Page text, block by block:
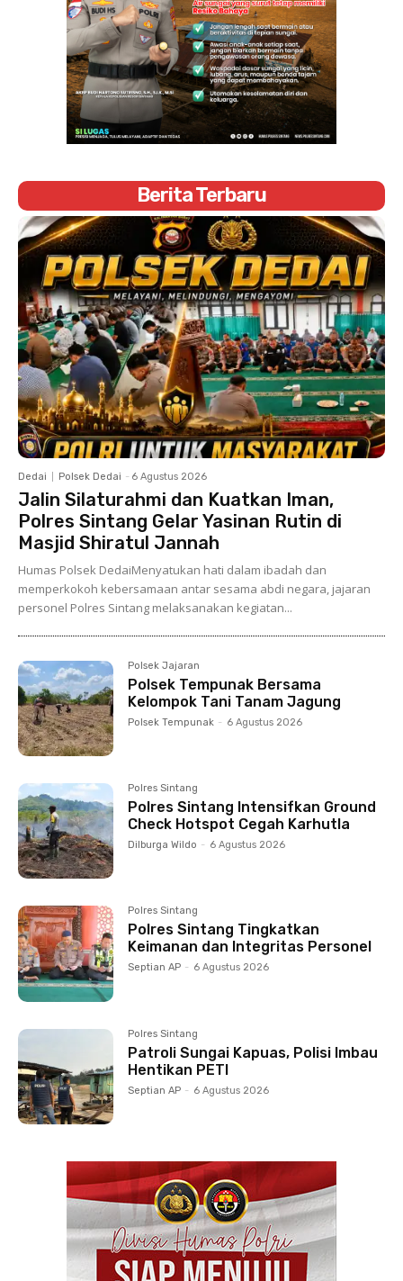
Berita Terbaru
Dedai Polsek Dedai - 6 Agustus 2026
Jalin Silaturahmi dan Kuatkan Iman,
Polres Sintang Gelar Yasinan Rutin di
Masjid Shiratul Jannah
Humas Polsek DedaiMenyatukan hati dalam ibadah dan
memperkokoh kebersamaan antar sesama abdi negara, jajaran
personel Polres Sintang melaksanakan kegiatan...
Polsek Jajaran
Polsek Tempunak Bersama
Kelompok Tani Tanam Jagung
Polsek Tempunak - 6 Agustus 2026
Polres Sintang
Polres Sintang Intensifkan Ground
Check Hotspot Cegah Karhutla
Dilburga Wildo - 6 Agustus 2026
Polres Sintang
Polres Sintang Tingkatkan
Keimanan dan Integritas Personel
Septian AP - 6 Agustus 2026
Polres Sintang
Patroli Sungai Kapuas, Polisi Imbau
Hentikan PETI
Septian AP - 6 Agustus 2026